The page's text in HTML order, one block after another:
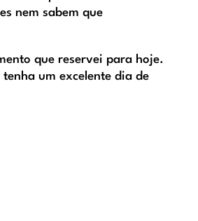
nem sabem que
que reservei para hoje.
tenha um excelente dia de